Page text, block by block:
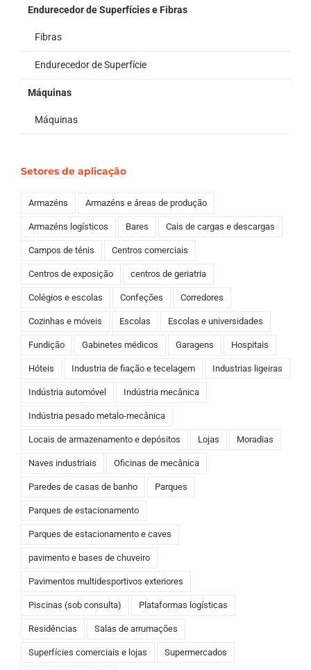
Endurecedor de Superfícies e Fibras
Fibras
Endurecedor de Superfície
Máquinas
Máquinas
Setores de aplicação
Armazéns Armazéns e áreas de produção
Armazéns logísticos Bares Cais de cargas e descargas
Campos de ténis Centros comerciais
Centros de exposição centros de geriatria
Colégios e escolas Confeções Corredores
Cozinhas e móveis Escolas Escolas e universidades
Fundição Gabinetes médicos Garagens Hospitais
Hóteis Industria de fiação e tecelagem Industrias ligeiras
Indústria automóvel Indústria mecânica
Indústria pesado metalo-mecânica
Locais de armazenamento e depósitos Lojas Moradias
Naves industriais Oficinas de mecânica
Paredes de casas de banho Parques
Parques de estacionamento
Parques de estacionamento e caves
pavimento e bases de chuveiro
Pavimentos multidesportivos exteriores
Piscinas (sob consulta) Plataformas logísticas
Residências Salas de arrumações
Superfícies comerciais e lojas Supermercados